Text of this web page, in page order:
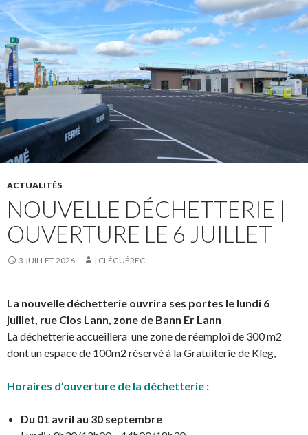
ACTUALITÉS
NOUVELLE DÉCHETTERIE |
OUVERTURE LE 6 JUILLET
3 JUILLET 2026 | CLÉGUÉREC
La nouvelle déchetterie ouvrira ses portes le lundi 6
juillet, rue Clos Lann, zone de Bann Er Lann
La déchetterie accueillera une zone de réemploi de 300 m2
dont un espace de 100m2 réservé à la Gratuiterie de Kleg,
Horaires d’ouverture de la déchetterie :
Du 01 avril au 30 septembre